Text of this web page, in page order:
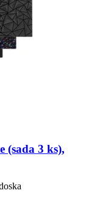
(sada 3 ks),